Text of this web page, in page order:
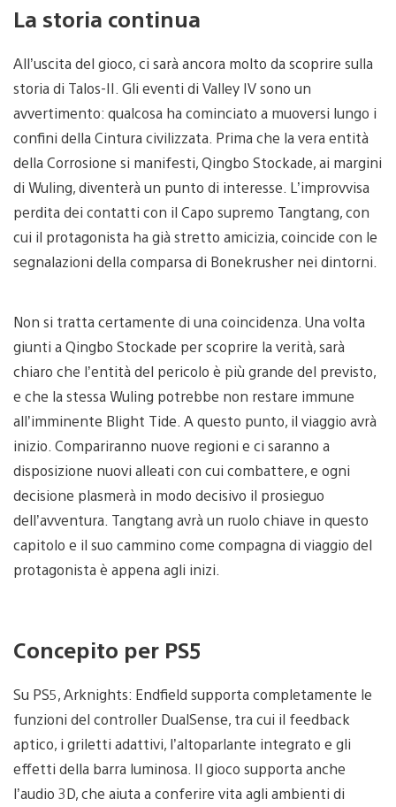
La storia continua
All’uscita del gioco, ci sarà ancora molto da scoprire sulla
storia di Talos-II. Gli eventi di Valley IV sono un
avvertimento: qualcosa ha cominciato a muoversi lungo i
confini della Cintura civilizzata. Prima che la vera entità
della Corrosione si manifesti, Qingbo Stockade, ai margini
di Wuling, diventerà un punto di interesse. L’improvvisa
perdita dei contatti con il Capo supremo Tangtang, con
cui il protagonista ha già stretto amicizia, coincide con le
segnalazioni della comparsa di Bonekrusher nei dintorni.
Non si tratta certamente di una coincidenza. Una volta
giunti a Qingbo Stockade per scoprire la verità, sarà
chiaro che l’entità del pericolo è più grande del previsto,
e che la stessa Wuling potrebbe non restare immune
all’imminente Blight Tide. A questo punto, il viaggio avrà
inizio. Compariranno nuove regioni e ci saranno a
disposizione nuovi alleati con cui combattere, e ogni
decisione plasmerà in modo decisivo il prosieguo
dell’avventura. Tangtang avrà un ruolo chiave in questo
capitolo e il suo cammino come compagna di viaggio del
protagonista è appena agli inizi.
Concepito per PS5
Su PS5, Arknights: Endfield supporta completamente le
funzioni del controller DualSense, tra cui il feedback
aptico, i griletti adattivi, l’altoparlante integrato e gli
effetti della barra luminosa. Il gioco supporta anche
l’audio 3D, che aiuta a conferire vita agli ambienti di